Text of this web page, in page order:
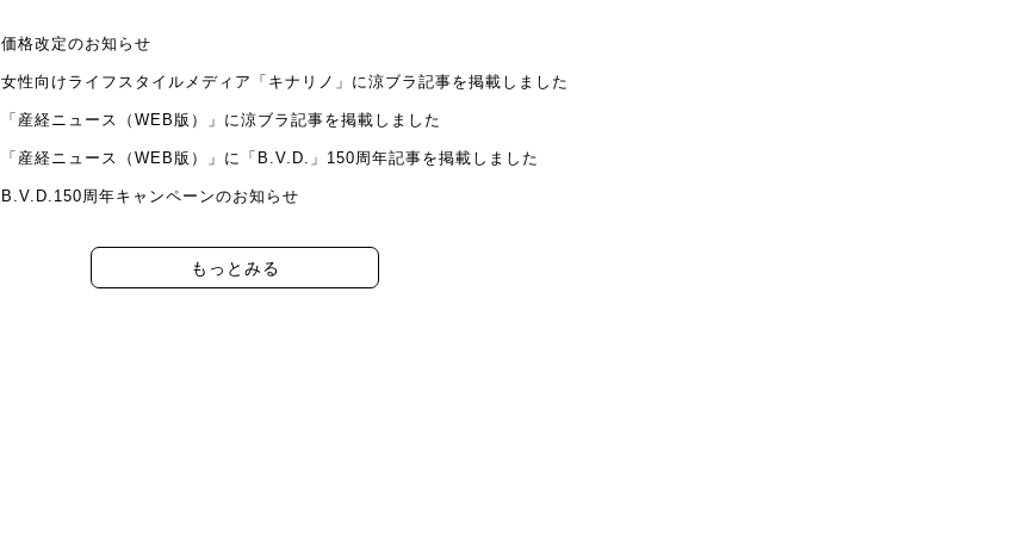
価格改定のお知らせ
女性向けライフスタイルメディア「キナリノ」に涼ブラ記事を掲載しました
「産経ニュース（WEB版）」に涼ブラ記事を掲載しました
「産経ニュース（WEB版）」に「B.V.D.」150周年記事を掲載しました
B.V.D.150周年キャンペーンのお知らせ
もっとみる